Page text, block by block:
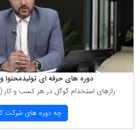
دوره های حرفه ای تولیدمحتوا
رازهای استخدام گوگل در هر كسب و كار
چه دوره های شركت